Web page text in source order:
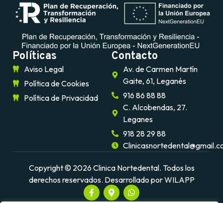
Políticas
Aviso Legal
Política de Cookies
Política de Privacidad
Contacto
Av. de Carmen Martín
Gaite, 61, Leganés
916 86 88 88
C. Alcobendas, 27.
Leganes
918 28 29 88
Copyright © 2026 Clinica Nortedental. Todos los
derechos reservados. Desarrollado por WILAPP